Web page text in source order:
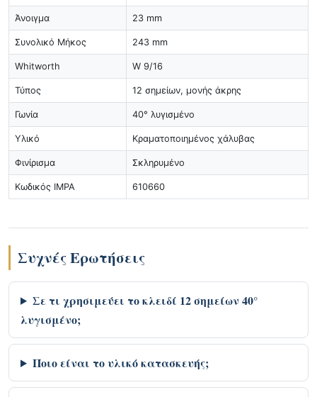
Άνοιγμα 23 mm
Συνολικό Μήκος 243 mm
Whitworth W 9/16
Τύπος 12 σημείων, μονής άκρης
Γωνία 40° λυγισμένο
Υλικό Κραματοποιημένος χάλυβας
Φινίρισμα Σκληρυμένο
Κωδικός IMPA 610660
Συχνές Ερωτήσεις
Σε τι χρησιμεύει το κλειδί 12 σημείων 40°
λυγισμένο;
Ποιο είναι το υλικό κατασκευής;